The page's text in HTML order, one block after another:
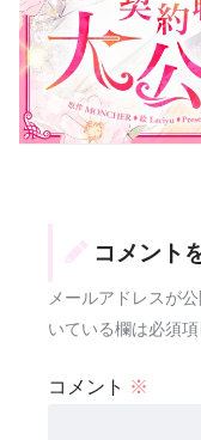
コメント
メールアドレスが
いている欄は必須
コメント ※